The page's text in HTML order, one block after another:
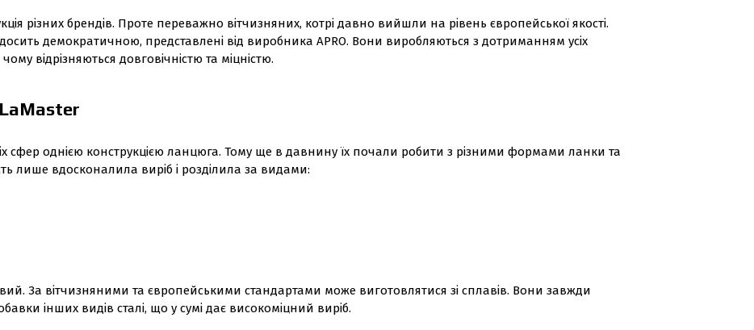
різних брендів. Проте переважно вітчизняних, котрі давно вийшли на рівень європейської якості.
демократичною, представлені від виробника APRO. Вони виробляються з дотриманням усіх
відрізняються довговічністю та міцністю.
сфер однією конструкцією ланцюга. Тому ще в давнину їх почали робити з різними формами ланки та
лише вдосконалила виріб і розділила за видами:
За вітчизняними та європейськими стандартами може виготовлятися зі сплавів. Вони завжди
інших видів сталі, що у сумі дає високоміцний виріб.